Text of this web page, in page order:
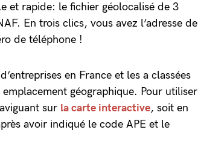
et rapide: le fichier géolocalisé de 3
En trois clics, vous avez l’adresse de
de téléphone !
en France et les a classées
géographique. Pour utiliser
sur la carte interactive, soit en
avoir indiqué le code APE et le